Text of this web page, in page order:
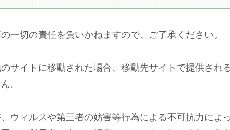
一切の責任を負いかねますので、ご了承ください。
サイトに移動された場合、移動先サイトで提供され
。
ウィルスや第三者の妨害等行為による不可抗力によ